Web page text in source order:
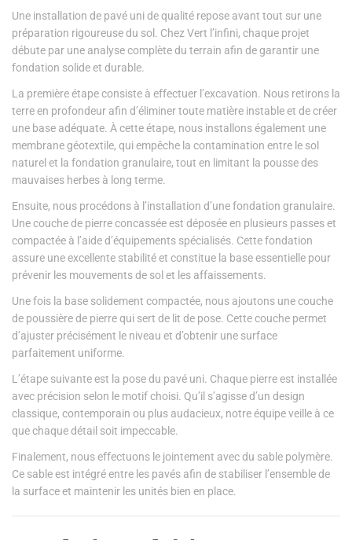
Une installation de pavé uni de qualité repose avant tout sur une
préparation rigoureuse du sol. Chez Vert l’infini, chaque projet
débute par une analyse complète du terrain afin de garantir une
fondation solide et durable.
La première étape consiste à effectuer l’excavation. Nous retirons la
terre en profondeur afin d’éliminer toute matière instable et de créer
une base adéquate. À cette étape, nous installons également une
membrane géotextile, qui empêche la contamination entre le sol
naturel et la fondation granulaire, tout en limitant la pousse des
mauvaises herbes à long terme.
Ensuite, nous procédons à l’installation d’une fondation granulaire.
Une couche de pierre concassée est déposée en plusieurs passes et
compactée à l’aide d’équipements spécialisés. Cette fondation
assure une excellente stabilité et constitue la base essentielle pour
prévenir les mouvements de sol et les affaissements.
Une fois la base solidement compactée, nous ajoutons une couche
de poussière de pierre qui sert de lit de pose. Cette couche permet
d’ajuster précisément le niveau et d’obtenir une surface
parfaitement uniforme.
L’étape suivante est la pose du pavé uni. Chaque pierre est installée
avec précision selon le motif choisi. Qu’il s’agisse d’un design
classique, contemporain ou plus audacieux, notre équipe veille à ce
que chaque détail soit impeccable.
Finalement, nous effectuons le jointement avec du sable polymère.
Ce sable est intégré entre les pavés afin de stabiliser l’ensemble de
la surface et maintenir les unités bien en place.